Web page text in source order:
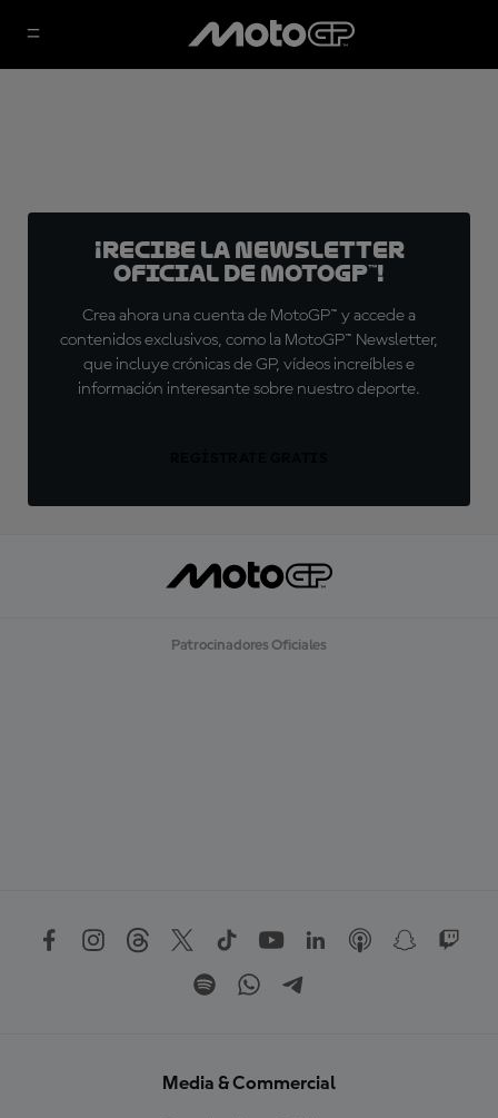
¡Recibe la Newsletter
oficial de MotoGP™!
Crea ahora una cuenta de MotoGP™ y accede a
contenidos exclusivos, como la MotoGP™ Newsletter,
que incluye crónicas de GP, vídeos increíbles e
información interesante sobre nuestro deporte.
Patrocinadores Oficiales
Media & Commercial